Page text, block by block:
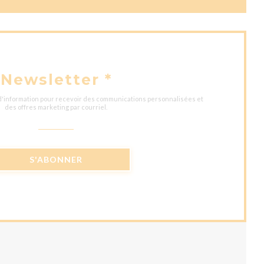
Newsletter *
pour recevoir des communications personnalisées et
des offres marketing par courriel.
S'ABONNER
FENÊTRE))